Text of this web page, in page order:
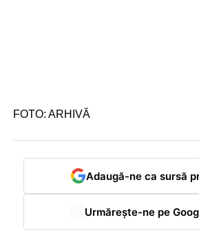
FOTO: ARHIVĂ
Adaugă-ne ca sursă
Urmărește-ne pe